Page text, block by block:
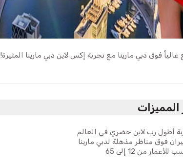
عالياً فوق دبي مارينا مع تجربة إكس لاين دبي مارينا المثيرة!
المميزات
أطول زب لاين حضري في العالم
فوق مناظر مذهلة لدبي مارينا
للأعمار من 12 إلى 65